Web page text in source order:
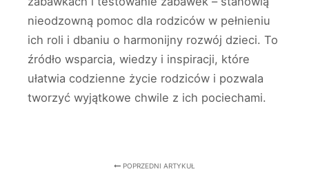
nieodzowną pomoc dla rodziców w pełnieniu
ich roli i dbaniu o harmonijny rozwój dzieci. To
źródło wsparcia, wiedzy i inspiracji, które
ułatwia codzienne życie rodziców i pozwala
tworzyć wyjątkowe chwile z ich pociechami.
POPRZEDNI ARTYKUŁ